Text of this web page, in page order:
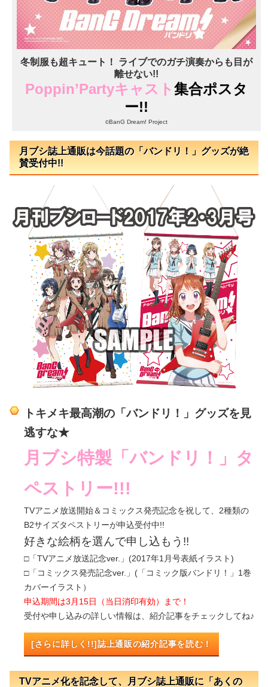
冬制服も超キュート！ ライブでのガチ演奏からも目が
離せない!!
Poppin’Partyキャスト集合ポスタ
ー!!
©BanG Dream! Project
月ブシ誌上通販は今話題の「バンドリ！」グッズが絶
賛受付中!!
トキメキ最高潮の「バンドリ！」グッズを見
逃すな★
月ブシ特製「バンドリ！」タ
ペストリー!!!
TVアニメ放送開始＆コミックス発売記念を祝して、2種類の
B2サイズタペストリーが申込受付中!!
好きな絵柄を選んで申し込もう!!
□「TVアニメ放送記念ver.」(2017年1月号表紙イラスト)
□「コミックス発売記念ver.」(「コミック版バンドリ！」1巻
カバーイラスト）
申込期間は3月15日（当日消印有効）まで！
受付や申し込みの詳しい情報は、紹介記事をチェックしてね♪
[さらに詳しく!!]誌上通販の紹介記事を読む！
TVアニメ化を記念して、月ブシ誌上通販に「あくの